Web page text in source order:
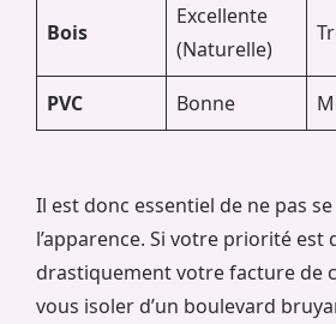
Bois
Excellente
(Naturelle)
PVC Bonne
Il est donc essentiel de ne pas
l’apparence. Si votre priorité est
drastiquement votre facture de
vous isoler d’un boulevard